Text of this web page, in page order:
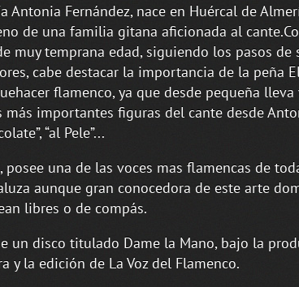
Antonia Fernández, nace en Huércal de
de una familia gitana aficionada al
muy temprana edad, siguiendo los pasos de
cabe destacar la importancia de la peña
flamenco, ya que desde pequeña
más importantes figuras del cante desde
“al Pele”...
posee una de las voces mas flamencas de
aunque gran conocedora de este arte
libres o de compás.
un disco titulado Dame la Mano, bajo la
y la edición de La Voz del Flamenco.